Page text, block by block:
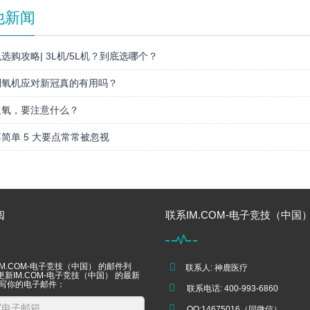
新闻
购攻略| 3L机/5L机？到底选哪个？
机应对新冠真的有用吗？
，要注意什么？
单 5 大要点常常被忽视
电子竞技（中国） 的邮件列
新IM.COM-电子竞技（中国） 的最新
你的电子邮件：
联系IM.COM-电子竞技（中国
联系人: 神鹿医疗
联系电话: 400-993-6860